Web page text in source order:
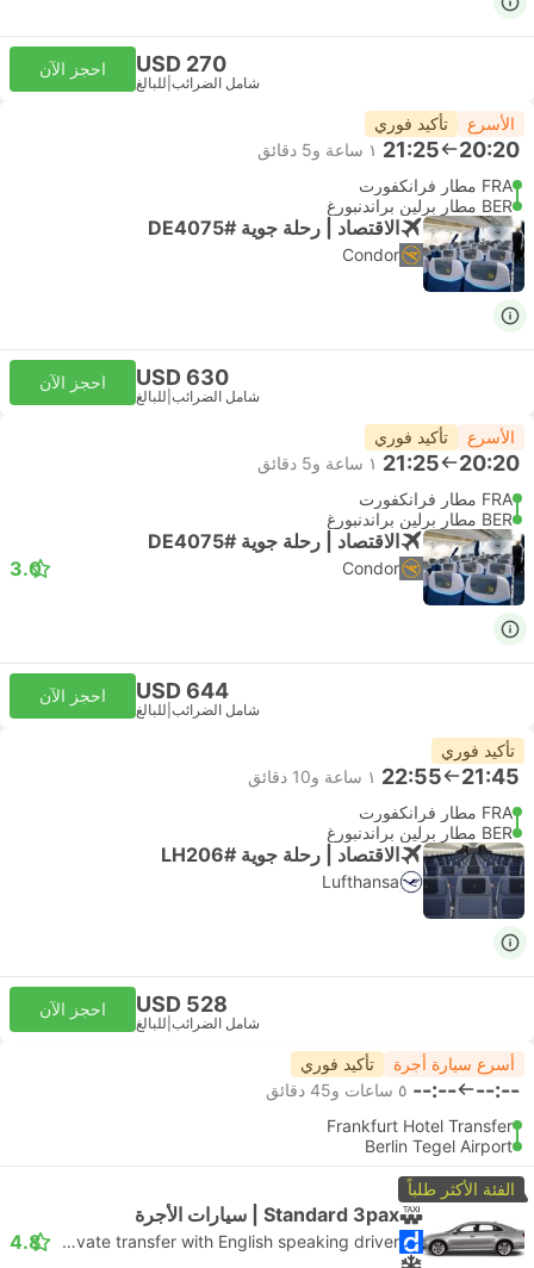
USD 270
شامل الضرائب للبالغ
احجز الآن
الأسرع تأكيد فوري
20:20
21:25 ١ ساعة و‫5 دقائق
FRA مطار فرانكفورت
BER مطار برلين براندنبورغ
الاقتصاد | رحلة جوية #DE4075
Condor
USD 630
شامل الضرائب للبالغ
احجز الآن
الأسرع تأكيد فوري
20:20
21:25 ١ ساعة و‫5 دقائق
FRA مطار فرانكفورت
BER مطار برلين براندنبورغ
الاقتصاد | رحلة جوية #DE4075
Condor
3.0
USD 644
شامل الضرائب للبالغ
احجز الآن
تأكيد فوري
21:45
22:55 ١ ساعة و‫10 دقائق
FRA مطار فرانكفورت
BER مطار برلين براندنبورغ
الاقتصاد | رحلة جوية #LH206
Lufthansa
USD 528
شامل الضرائب للبالغ
احجز الآن
أسرع سيارة أجرة تأكيد فوري
--:--
--:-- ٥ ساعات و‫45 دقائق
Frankfurt Hotel Transfer
Berlin Tegel Airport
الفئة الأكثر طلباً
Standard 3pax | سيارات الأجرة
Daytrip private transfer with English speaking driver
4.8